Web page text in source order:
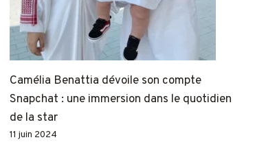
Camélia Benattia dévoile son compte
Snapchat : une immersion dans le quotidien
de la star
11 juin 2024